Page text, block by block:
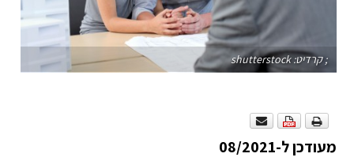
; קרדיט: shutterstock
מעודכן ל-08/2021